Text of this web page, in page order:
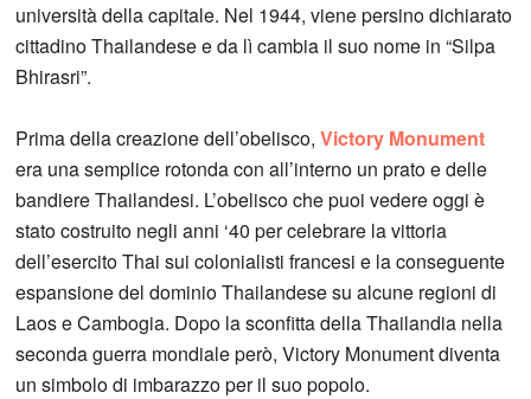
università della capitale. Nel 1944, viene persino dichiarato
cittadino Thailandese e da lì cambia il suo nome in “Silpa
Bhirasri”.
Prima della creazione dell’obelisco,Victory Monument
era una semplice rotonda con all’interno un prato e delle
bandiere Thailandesi. L’obelisco che puoi vedere oggi è
stato costruito negli anni ‘40 per celebrare la vittoria
dell’esercito Thai sui colonialisti francesi e la conseguente
espansione del dominio Thailandese su alcune regioni di
Laos e Cambogia. Dopo la sconfitta della Thailandia nella
seconda guerra mondiale però, Victory Monument diventa
un simbolo di imbarazzo per il suo popolo.